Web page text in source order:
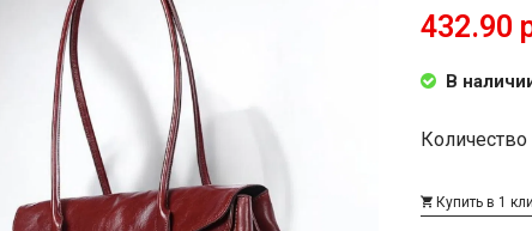
432.90
В
Количество
Купить в 1